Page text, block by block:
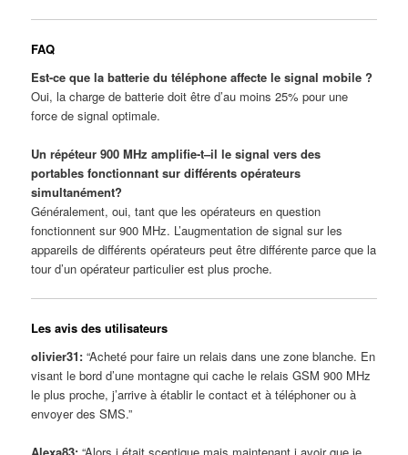
FAQ
Est-ce que la batterie du téléphone affecte le signal mobile ?
Oui, la charge de batterie doit être d’au moins 25% pour une
force de signal optimale.
Un répéteur 900 MHz amplifie-t–il le signal vers des
portables fonctionnant sur différents opérateurs
simultanément?
Généralement, oui, tant que les opérateurs en question
fonctionnent sur 900 MHz. L’augmentation de signal sur les
appareils de différents opérateurs peut être différente parce que la
tour d’un opérateur particulier est plus proche.
Les avis des utilisateurs
olivier31: “Acheté pour faire un relais dans une zone blanche. En
visant le bord d’une montagne qui cache le relais GSM 900 MHz
le plus proche, j’arrive à établir le contact et à téléphoner ou à
envoyer des SMS.”